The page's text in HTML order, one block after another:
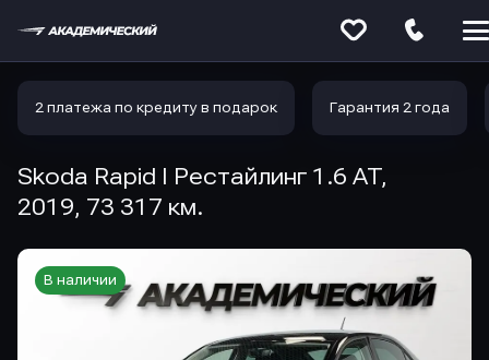
2 платежа по кредиту в подарок Гарантия 2 года
Skoda Rapid I Рестайлинг 1.6 AT,
2019, 73 317 км.
В наличии